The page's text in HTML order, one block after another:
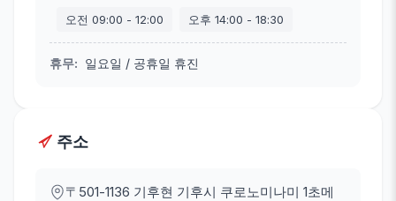
오전 09:00 - 12:00 오후 14:00 - 18:30
휴무: 일요일 / 공휴일 휴진
주소
〒501-1136 기후현 기후시 쿠로노미나미 1초메